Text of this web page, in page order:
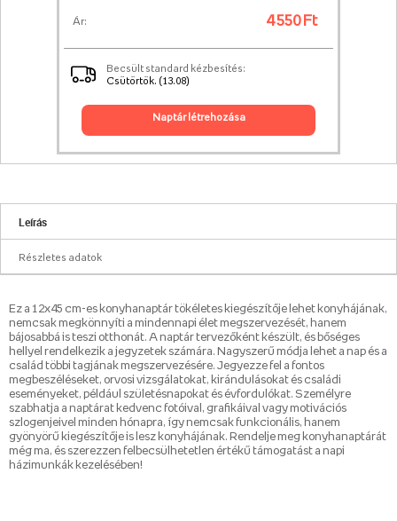
Ár: 4 550 Ft
Becsült standard kézbesítés:
Csütörtök. (13.08)
naptár létrehozása
Leírás
Részletes adatok
Ez a 12x45 cm-es konyhanaptár tökéletes kiegészítője lehet konyhájának,
nemcsak megkönnyíti a mindennapi élet megszervezését, hanem
bájosabbá is teszi otthonát. A naptár tervezőként készült, és bőséges
hellyel rendelkezik a jegyzetek számára. Nagyszerű módja lehet a nap és a
család többi tagjának megszervezésére. Jegyezze fel a fontos
megbeszéléseket, orvosi vizsgálatokat, kirándulásokat és családi
eseményeket, például születésnapokat és évfordulókat. Személyre
szabhatja a naptárat kedvenc fotóival, grafikáival vagy motivációs
szlogenjeivel minden hónapra, így nemcsak funkcionális, hanem
gyönyörű kiegészítője is lesz konyhájának. Rendelje meg konyhanaptárát
még ma, és szerezzen felbecsülhetetlen értékű támogatást a napi
házimunkák kezelésében!